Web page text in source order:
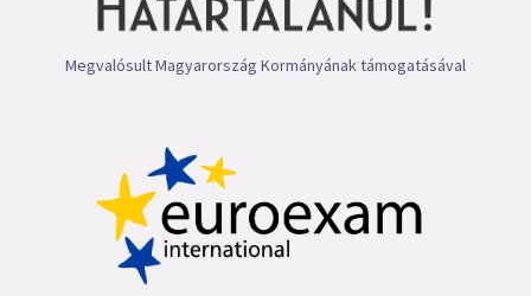
Megvalósult Magyarország Kormányának támogatásával